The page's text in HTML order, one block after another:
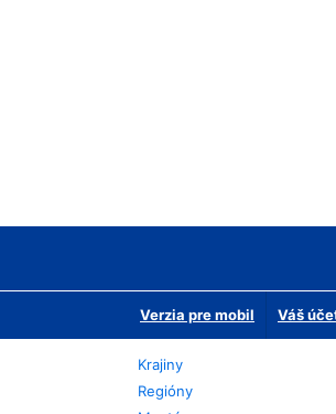
Verzia pre mobil Váš
Krajiny
Regióny